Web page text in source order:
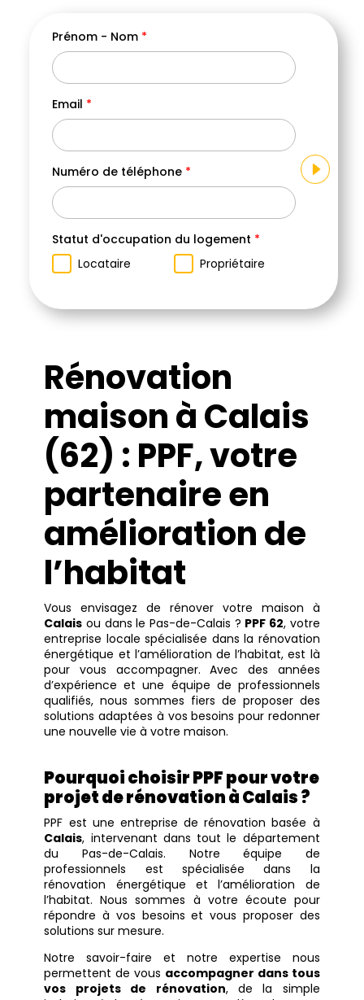
Prénom - Nom *
Email *
Numéro de téléphone *
Statut d'occupation du logement *
Locataire
Propriétaire
Rénovation
maison à Calais
(62) : PPF, votre
partenaire en
amélioration de
l’habitat
Vous envisagez de rénover votre maison à
Calais ou dans le Pas-de-Calais ? PPF 62, votre
entreprise locale spécialisée dans la rénovation
énergétique et l’amélioration de l’habitat, est là
pour vous accompagner. Avec des années
d’expérience et une équipe de professionnels
qualifiés, nous sommes fiers de proposer des
solutions adaptées à vos besoins pour redonner
une nouvelle vie à votre maison.
Pourquoi choisir PPF pour votre
projet de rénovation à Calais ?
PPF est une entreprise de rénovation basée à
Calais, intervenant dans tout le département
du Pas-de-Calais. Notre équipe de
professionnels est spécialisée dans la
rénovation énergétique et l’amélioration de
l’habitat. Nous sommes à votre écoute pour
répondre à vos besoins et vous proposer des
solutions sur mesure.
Notre savoir-faire et notre expertise nous
permettent de vous accompagner dans tous
vos projets de rénovation, de la simple